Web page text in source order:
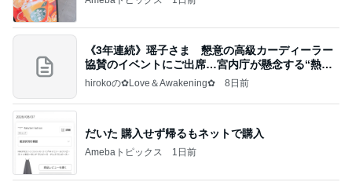
《3年連続》瑶子さま 懇意の高級カーディーラー
協賛のイベントにご出席…宮内庁が懸念する“熱心
すぎ
hirokoの✿Love＆Awakening✿ 8日前
だいた 購入せず帰るもネットで購入
Amebaトピックス 1日前